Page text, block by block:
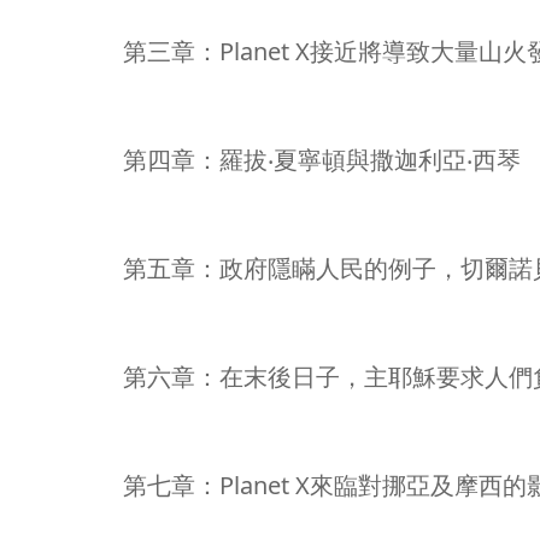
第三章：Planet X接近將導致大量山火
第四章：羅拔‧夏寧頓與撒迦利亞‧西琴
第五章：政府隱瞞人民的例子，切爾
第六章：在末後日子，主耶穌要求人
第七章：Planet X來臨對挪亞及摩西的